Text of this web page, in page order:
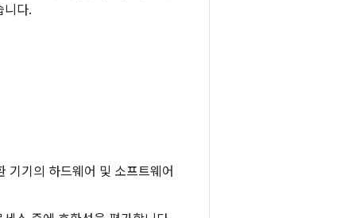
니다.
기의 하드웨어 및 소프트웨어